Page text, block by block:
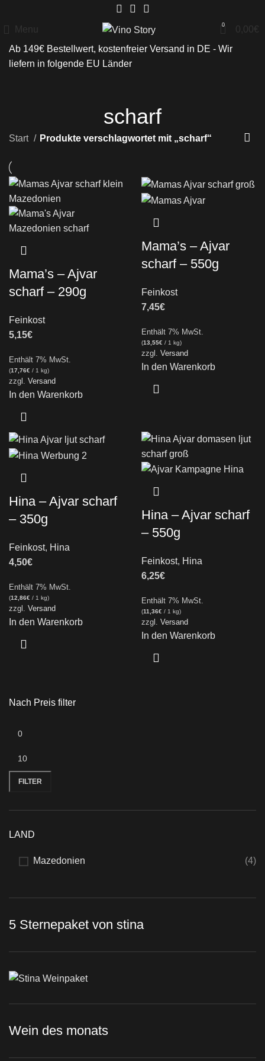
Menu 0 0,00€
Ab 149€ Bestellwert, kostenfreier Versand in DE - Wir
liefern in folgende EU Länder
scharf
Nach Preis filter
FILTER
LAND
Mazedonien (4)
5 Sternepaket von stina
Wein des monats
Start Produkte verschlagwortet mit „scharf“
Mama’s – Ajvar
scharf – 290g
Feinkost
5,15€
Enthält 7% MwSt.
(17,76€ / 1 kg)
zzgl. Versand
In den Warenkorb
Mama’s – Ajvar
scharf – 550g
Feinkost
7,45€
Enthält 7% MwSt.
(13,55€ / 1 kg)
zzgl. Versand
In den Warenkorb
Hina – Ajvar scharf
– 350g
Feinkost, Hina
4,50€
Enthält 7% MwSt.
(12,86€ / 1 kg)
zzgl. Versand
In den Warenkorb
Hina – Ajvar scharf
– 550g
Feinkost, Hina
6,25€
Enthält 7% MwSt.
(11,36€ / 1 kg)
zzgl. Versand
In den Warenkorb